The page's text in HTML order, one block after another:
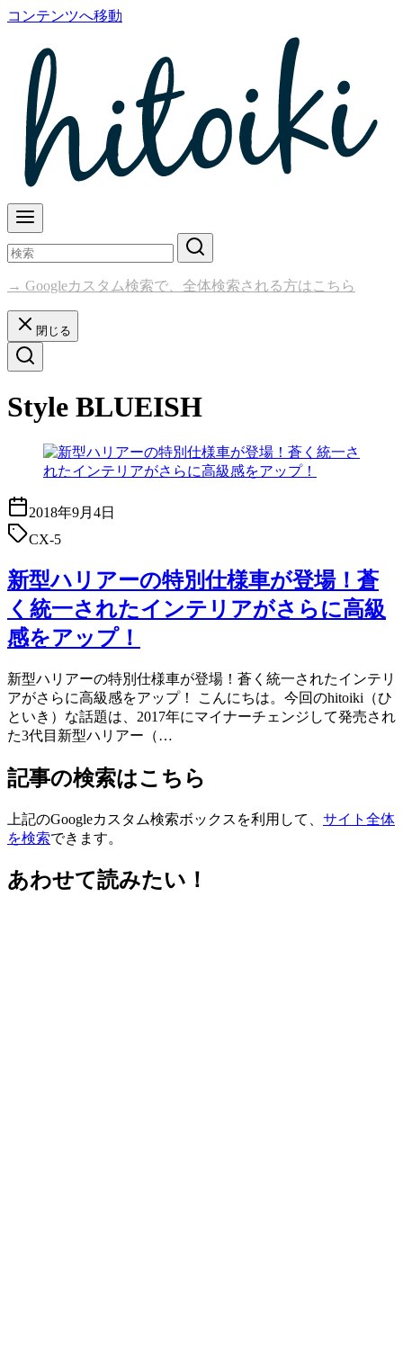
コンテンツへ移動
→ Googleカスタム検索で、全体検索される方はこちら
閉じる
Style BLUEISH
2018年9月4日
CX-5
新型ハリアーの特別仕様車が登場！蒼
く統一されたインテリアがさらに高級
感をアップ！
新型ハリアーの特別仕様車が登場！蒼く統一されたインテリ
アがさらに高級感をアップ！ こんにちは。今回のhitoiki（ひ
といき）な話題は、2017年にマイナーチェンジして発売され
た3代目新型ハリアー（…
記事の検索はこちら
上記のGoogleカスタム検索ボックスを利用して、 サイト全体
を検索できます。
あわせて読みたい！